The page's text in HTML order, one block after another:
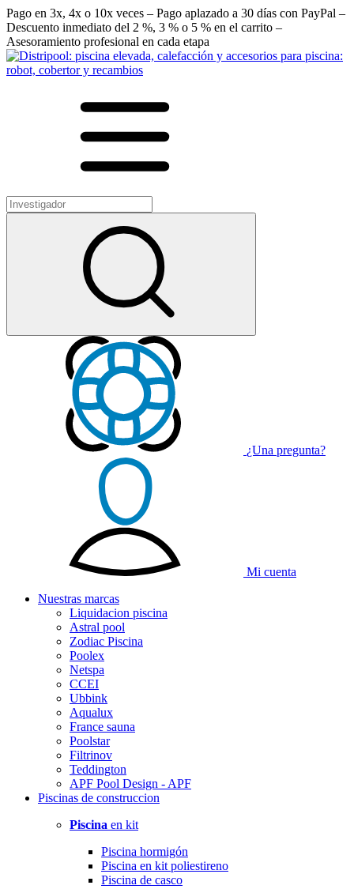
Pago en 3x, 4x o 10x veces – Pago aplazado a 30 días con PayPal –
Descuento inmediato del 2 %, 3 % o 5 % en el carrito –
Asesoramiento profesional en cada etapa
¿Una pregunta?
Mi cuenta
Nuestras marcas
Liquidacion piscina
Astral pool
Zodiac Piscina
Poolex
Netspa
CCEI
Ubbink
Aqualux
France sauna
Poolstar
Filtrinov
Teddington
APF Pool Design - APF
Piscinas de construccion
Piscina en kit
Piscina hormigón
Piscina en kit poliestireno
Piscina de casco